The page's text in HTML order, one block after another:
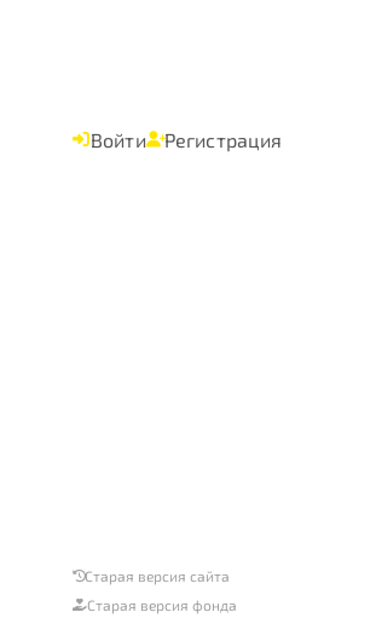
Войти Регистрация
Старая версия сайта
Старая версия фонда